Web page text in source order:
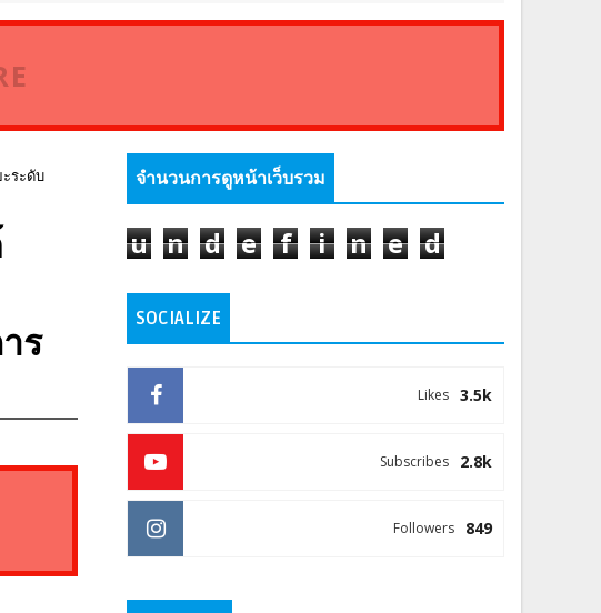
ระดับ
ร
จำนวนการดูหน้าเว็บรวม
u n d e f i n e d
SOCIALIZE
3.5k
Likes
2.8k
Subscribes
849
Followers